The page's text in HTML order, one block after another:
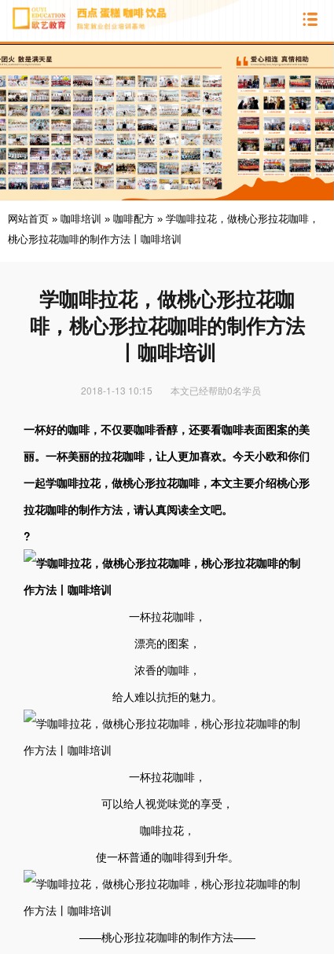
网站首页 » 咖啡培训 » 咖啡配方 » 学咖啡拉花，做桃心形拉花咖啡，
桃心形拉花咖啡的制作方法丨咖啡培训
学咖啡拉花，做桃心形拉花咖
啡，桃心形拉花咖啡的制作方法
丨咖啡培训
2018-1-13 10:15 本文已经帮助0名学员
一杯好的咖啡，不仅要咖啡香醇，还要看咖啡表面图案的美
丽。一杯美丽的拉花咖啡，让人更加喜欢。今天小欧和你们
一起学咖啡拉花，做桃心形拉花咖啡，本文主要介绍桃心形
拉花咖啡的制作方法，请认真阅读全文吧。
?
一杯拉花咖啡，
漂亮的图案，
浓香的咖啡，
给人难以抗拒的魅力。
一杯拉花咖啡，
可以给人视觉味觉的享受，
咖啡拉花，
使一杯普通的咖啡得到升华。
——桃心形拉花咖啡的制作方法——